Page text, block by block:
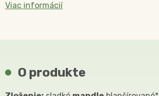
Viac informácií
O produkte